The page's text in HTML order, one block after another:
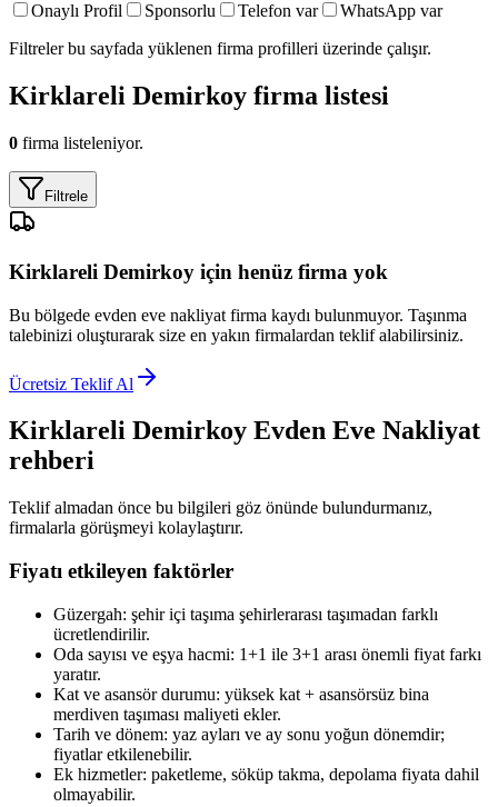
Onaylı Profil Sponsorlu Telefon var
WhatsApp var
Filtreler bu sayfada yüklenen firma profilleri üzerinde çalışır.
Kirklareli Demirkoy firma listesi
0 firma listeleniyor.
Filtrele
Kirklareli Demirkoy için henüz firma yok
Bu bölgede evden eve nakliyat firma kaydı bulunmuyor. Taşınma
talebinizi oluşturarak size en yakın firmalardan teklif alabilirsiniz.
Ücretsiz Teklif Al
Kirklareli Demirkoy Evden Eve Nakliyat
rehberi
Teklif almadan önce bu bilgileri göz önünde bulundurmanız,
firmalarla görüşmeyi kolaylaştırır.
Fiyatı etkileyen faktörler
Güzergah: şehir içi taşıma şehirlerarası taşımadan farklı
ücretlendirilir.
Oda sayısı ve eşya hacmi: 1+1 ile 3+1 arası önemli fiyat farkı
yaratır.
Kat ve asansör durumu: yüksek kat + asansörsüz bina
merdiven taşıması maliyeti ekler.
Tarih ve dönem: yaz ayları ve ay sonu yoğun dönemdir;
fiyatlar etkilenebilir.
Ek hizmetler: paketleme, söküp takma, depolama fiyata dahil
olmayabilir.